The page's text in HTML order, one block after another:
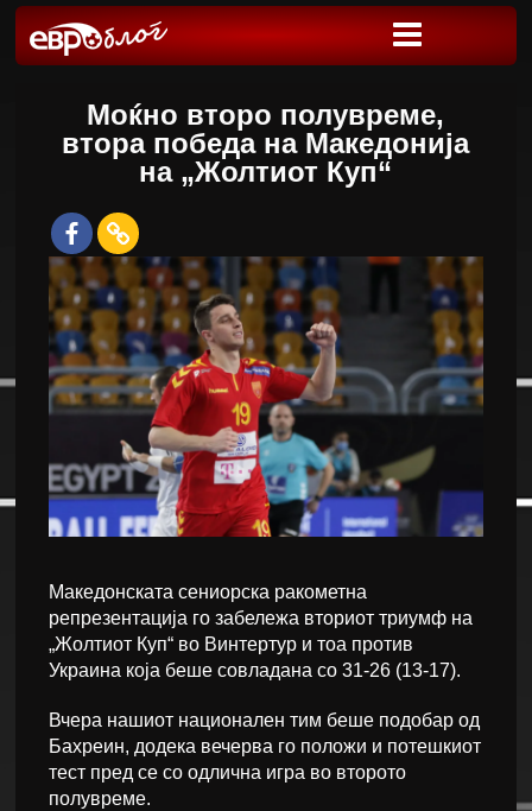
Моќно второ полувреме,
втора победа на Македонија
на „Жолтиот Куп“
Македонската сениорска ракометна
репрезентација го забележа вториот триумф на
„Жолтиот Куп“ во Винтертур и тоа против
Украина која беше совладана со 31-26 (13-17).
Вчера нашиот национален тим беше подобар од
Бахреин, додека вечерва го положи и потешкиот
тест пред се со одлична игра во второто
полувреме.